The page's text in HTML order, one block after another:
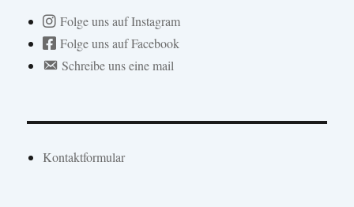
Folge uns auf Instagram
Folge uns auf Facebook
Schreibe uns eine mail
Kontaktformular